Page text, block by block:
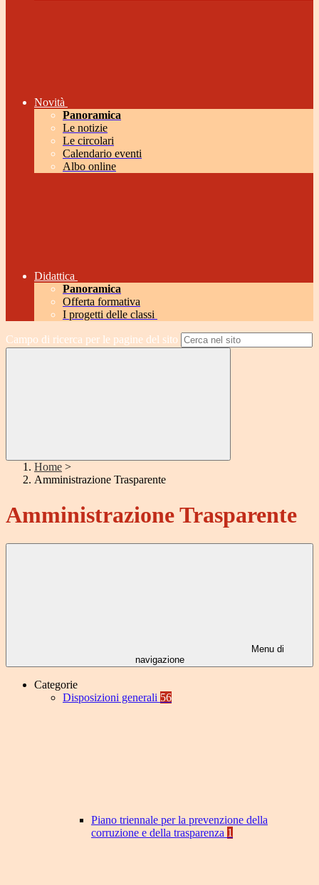
Novità
Panoramica
Le notizie
Le circolari
Calendario eventi
Albo online
Didattica
Panoramica
Offerta formativa
I progetti delle classi
Campo di ricerca per le pagine del sito
Home >
Amministrazione Trasparente
Amministrazione Trasparente
Menu di
navigazione
Categorie
Disposizioni generali 56
Piano triennale per la prevenzione della
corruzione e della trasparenza 1